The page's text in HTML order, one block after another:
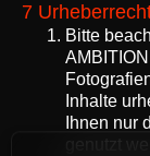
7
Bitte
Inhalte
Ihnen nur